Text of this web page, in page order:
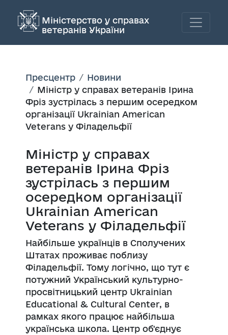
Міністерство у справах
ветеранів України
Пресцентр
Новини
Міністр у справах ветеранів Ірина
Фріз зустрілась з першим осередком
організації Ukrainian American
Veterans у Філадельфії
Міністр у справах
ветеранів Ірина Фріз
зустрілась з першим
осередком організації
Ukrainian American
Veterans у Філадельфії
Найбільше українців в Сполучених
Штатах проживає поблизу
Філадельфії. Тому логічно, що тут є
потужний Український культурно-
просвітницький центр Ukrainian
Educational & Cultural Center, в
рамках якого працює найбільша
українська школа. Центр об'єднує